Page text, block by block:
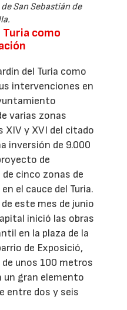
San Sebastián de
Turia como
del Turia como
intervenciones en
varias zonas
y XVI del citado
inversión de 9.000
de
cinco zonas de
el cauce del Turia.
este mes de junio
inició las obras
en la plaza de la
de Exposició,
unos 100 metros
un gran elemento
entre dos y seis